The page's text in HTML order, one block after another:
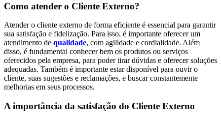
Como atender o Cliente Externo?
Atender o cliente externo de forma eficiente é essencial para garantir
sua satisfação e fidelização. Para isso, é importante oferecer um
atendimento de qualidade, com agilidade e cordialidade. Além
disso, é fundamental conhecer bem os produtos ou serviços
oferecidos pela empresa, para poder tirar dúvidas e oferecer soluções
adequadas. Também é importante estar disponível para ouvir o
cliente, suas sugestões e reclamações, e buscar constantemente
melhorias em seus processos.
A importância da satisfação do Cliente Externo